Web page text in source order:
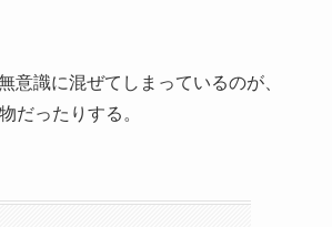
意識に混ぜてしまっているのが、
だったりする。